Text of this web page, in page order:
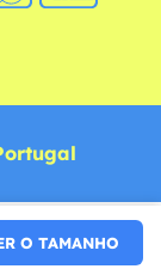
O TAMANHO